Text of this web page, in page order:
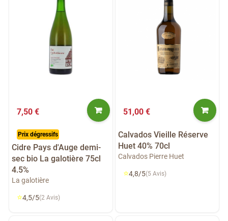
7,50 €
Prix dégressifs
Cidre Pays d'Auge demi-
sec bio La galotière 75cl
4.5%
La galotière
⭐4,5/5(2 Avis)
51,00 €
Calvados Vieille Réserve
Huet 40% 70cl
Calvados Pierre Huet
⭐4,8/5(5 Avis)